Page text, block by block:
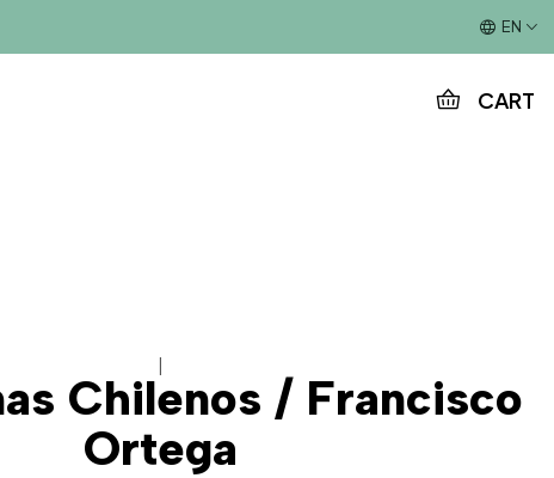
CART
EN
Chilenos / Francisco
Ortega